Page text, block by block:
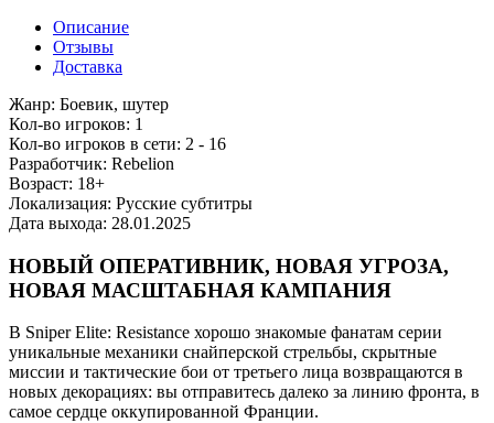
Описание
Отзывы
Доставка
Жанр: Боевик, шутер
Кол-во игроков: 1
Кол-во игроков в сети: 2 - 16
Разработчик: Rebelion
Возраст: 18+
Локализация: Русские субтитры
Дата выхода: 28.01.2025
НОВЫЙ ОПЕРАТИВНИК, НОВАЯ УГРОЗА,
НОВАЯ МАСШТАБНАЯ КАМПАНИЯ
В Sniper Elite: Resistance хорошо знакомые фанатам серии
уникальные механики снайперской стрельбы, скрытные
миссии и тактические бои от третьего лица возвращаются в
новых декорациях: вы отправитесь далеко за линию фронта, в
самое сердце оккупированной Франции.